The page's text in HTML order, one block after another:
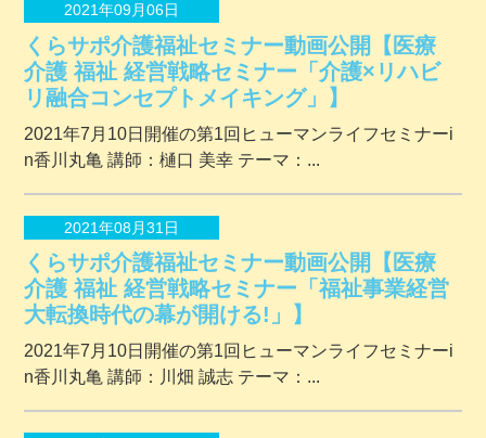
2021年09月06日
くらサポ介護福祉セミナー動画公開【医療
介護 福祉 経営戦略セミナー「介護×リハビ
リ融合コンセプトメイキング」】
2021年7月10日開催の第1回ヒューマンライフセミナーi
n香川丸亀 講師：樋口 美幸 テーマ：...
2021年08月31日
くらサポ介護福祉セミナー動画公開【医療
介護 福祉 経営戦略セミナー「福祉事業経営
大転換時代の幕が開ける!」】
2021年7月10日開催の第1回ヒューマンライフセミナーi
n香川丸亀 講師：川畑 誠志 テーマ：...